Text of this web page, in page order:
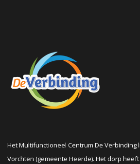
Het Multifunctioneel Centrum De Verbinding
Vorchten (gemeente Heerde). Het dorp